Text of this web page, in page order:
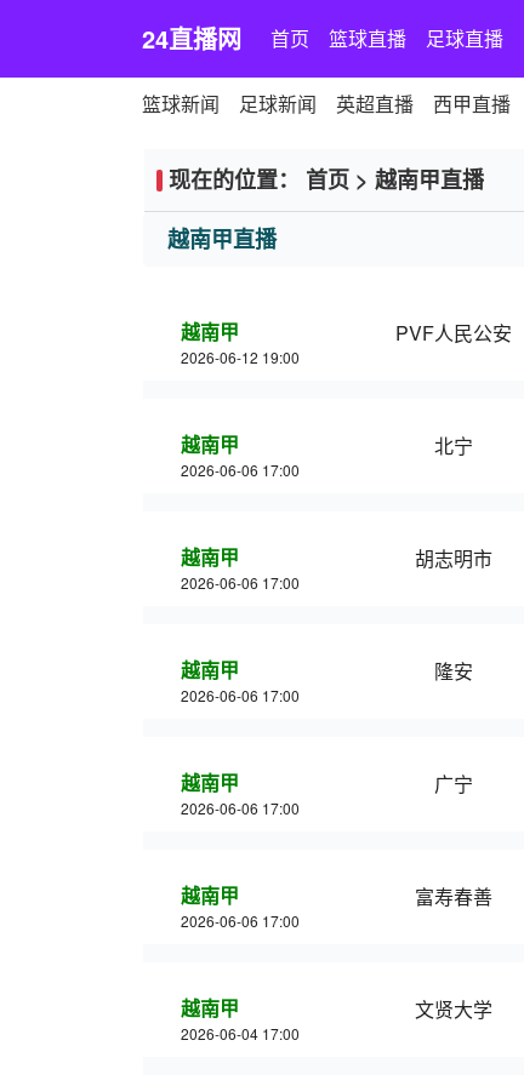
24直播网 首页 篮球直播 足球直播
篮球新闻 足球新闻 英超直播 西甲直播
现在的位置： 首页 > 越南甲直播
越南甲直播
越南甲
2026-06-12 19:00
PVF人民公安
越南甲
2026-06-06 17:00
北宁
越南甲
2026-06-06 17:00
胡志明市
越南甲
2026-06-06 17:00
隆安
越南甲
2026-06-06 17:00
广宁
越南甲
2026-06-06 17:00
富寿春善
越南甲
2026-06-04 17:00
文贤大学